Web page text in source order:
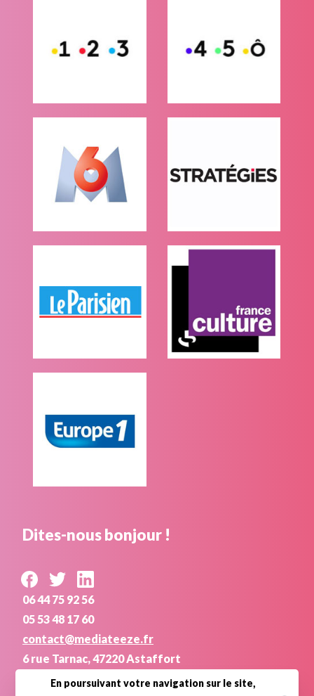
Dites-nous bonjour !
06 44 75 92 56
05 53 48 17 60
contact@mediateeze.fr
6 rue Tarnac, 47220 Astaffort
En poursuivant votre navigation sur le site,